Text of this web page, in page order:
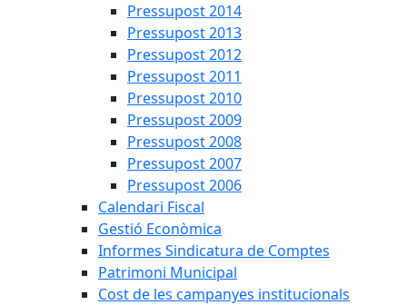
Pressupost 2014
Pressupost 2013
Pressupost 2012
Pressupost 2011
Pressupost 2010
Pressupost 2009
Pressupost 2008
Pressupost 2007
Pressupost 2006
Calendari Fiscal
Gestió Econòmica
Informes Sindicatura de Comptes
Patrimoni Municipal
Cost de les campanyes institucionals